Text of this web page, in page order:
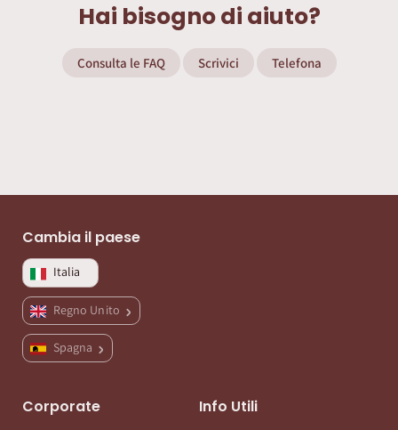
Hai bisogno di aiuto?
Consulta le FAQ Scrivici Telefona
Cambia il paese
Italia
Regno Unito
Spagna
Corporate Info Utili